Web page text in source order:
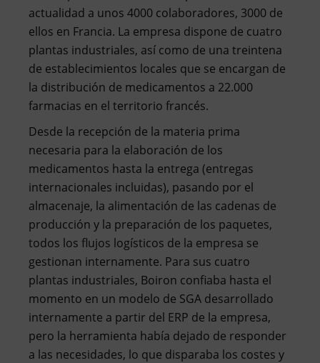
actualidad a unos 4000 colaboradores, 3000 de
ellos en Francia. La empresa dispone de cuatro
plantas industriales, así como de una treintena
de establecimientos locales que se encargan de
la distribución de medicamentos a 22.000
farmacias en el territorio francés.
Desde la recepción de la materia prima
necesaria para la elaboración de los
medicamentos hasta la entrega (entregas
internacionales incluidas), pasando por el
almacenaje, la alimentación de las cadenas de
producción y la preparación de los paquetes,
todos los flujos logísticos de la empresa se
gestionan internamente. Para sus cuatro
plantas industriales, Boiron confiaba hasta el
momento en un modelo de SGA desarrollado
internamente a partir del ERP de la empresa,
pero la herramienta había dejado de responder
a las necesidades, lo que disparaba los costes y